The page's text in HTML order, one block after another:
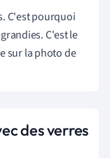
C'est pourquoi
C'estle
sur la photo de
des verres